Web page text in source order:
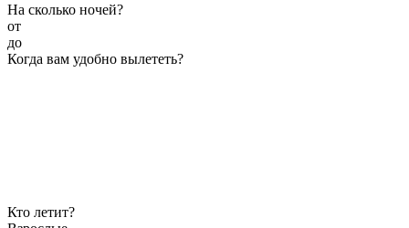
На сколько ночей?
от
до
Когда вам удобно вылететь?
Кто летит?